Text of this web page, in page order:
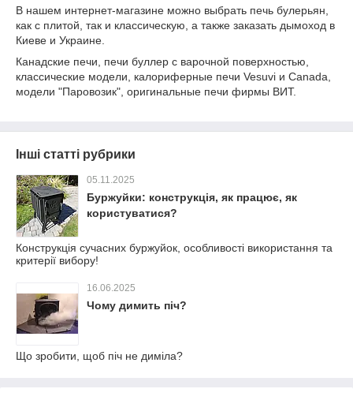
В нашем интернет-магазине можно выбрать печь булерьян,
как с плитой, так и классическую, а также заказать дымоход в
Киеве и Украине.
Канадские печи, печи буллер с варочной поверхностью,
классические модели, калориферные печи Vesuvi и Canada,
модели "Паровозик", оригинальные печи фирмы ВИТ.
Інші статті рубрики
05.11.2025
Буржуйки: конструкція, як працює, як
користуватися?
Конструкція сучасних буржуйок, особливості використання та
критерії вибору!
16.06.2025
Чому димить піч?
Що зробити, щоб піч не диміла?